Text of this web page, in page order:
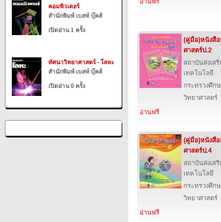
คอมพิวเตอร์
สำนักพิมพ์ เบสท์ บุ๊คส์
เปิดอ่าน 1 ครั้ง
ทัศนาวิทยาศาสตร์ - โลหะ
สำนักพิมพ์ เบสท์ บุ๊คส์
เปิดอ่าน 0 ครั้ง
(คู่มือ)หนังสื
ศาสตร์ป.2
สถาบันส่งเส
เทคโนโลยี
กระทรวงศึก
วิทยาศาสตร์
อ่านฟรี
(คู่มือ)หนังสื
ศาสตร์ป.4
สถาบันส่งเส
เทคโนโลยี
กระทรวงศึก
วิทยาศาสตร์
อ่านฟรี